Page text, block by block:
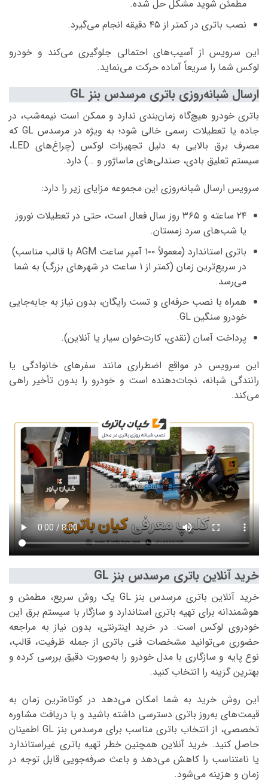
مطمئن شوید مشکل حل شده.
نصب باتری در کمتر از ۴۵ دقیقه انجام می‌گیرد.
این سرویس از آسیب‌های احتمالی جلوگیری می‌کند و خودرو
لوکس شما را سریعاً آماده حرکت می‌نماید.
ارسال شبانه‌روزی باتری مرسدس بنز GL
باتری خودرو هیچ‌گاه زمان‌بندی ندارد و ممکن است نیمه‌شب، در
جاده یا تعطیلات رسمی خالی شود؛ به ویژه در مرسدس GL که
مصرف برق بالایی به دلیل تجهیزات لوکس (چراغ‌های LED،
سیستم تعلیق بادی، صندلی‌های ماساژور و …) دارد.
سرویس ارسال شبانه‌روزی این مجموعه مزایای زیر را دارد:
۲۴ ساعته و ۳۶۵ روز سال فعال است، حتی در تعطیلات نوروز
یا شب‌های سرد زمستان.
باتری استاندارد (معمولاً ۱۰۰ آمپر ساعت AGM با قالب مناسب)
در سریع‌ترین زمان (کمتر از ۱ ساعت در شهرهای بزرگ) به شما
می‌رسد.
همراه با نصب حرفه‌ای و تست رایگان، بدون نیاز به جابه‌جایی
خودرو سنگین GL.
پرداخت آسان (نقدی، کارت‌خوان سیار یا آنلاین).
این سرویس در مواقع اضطراری مانند سفرهای خانوادگی یا
رانندگی شبانه، نجات‌دهنده است و خودرو را بدون تأخیر راهی
می‌کند.
خرید آنلاین باتری مرسدس بنز GL
خرید آنلاین باتری مرسدس بنز GL یک روش سریع، مطمئن و
هوشمندانه برای تهیه باتری استاندارد و سازگار با سیستم برق این
خودروی لوکس است. در خرید اینترنتی، بدون نیاز به مراجعه
حضوری می‌توانید مشخصات فنی باتری از جمله ظرفیت، قالب،
نوع پایه و سازگاری با مدل خودرو را به‌صورت دقیق بررسی کرده و
بهترین گزینه را انتخاب کنید.
این روش خرید به شما امکان می‌دهد در کوتاه‌ترین زمان به
قیمت‌های به‌روز باتری دسترسی داشته باشید و با دریافت مشاوره
تخصصی، از انتخاب باتری مناسب برای مرسدس بنز GL اطمینان
حاصل کنید. خرید آنلاین همچنین خطر تهیه باتری غیراستاندارد
یا نامتناسب را کاهش می‌دهد و باعث صرفه‌جویی قابل توجه در
زمان و هزینه می‌شود.